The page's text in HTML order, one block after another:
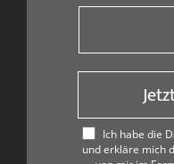
Ich habe die
und erkläre mich